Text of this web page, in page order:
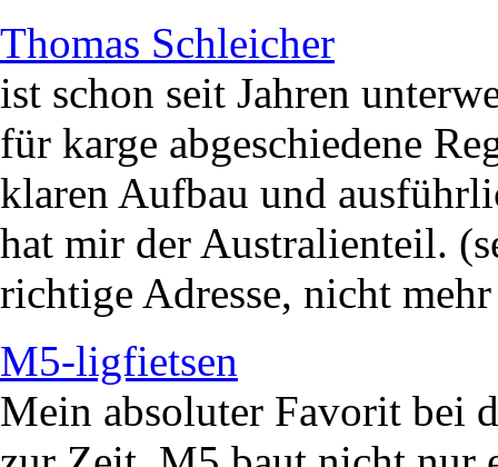
Thomas Schleicher
ist schon seit Jahren
für karge abgeschiedene
klaren Aufbau und
hat mir der Australienteil.
richtige Adresse, nicht
M5-ligfietsen
Mein absoluter Favorit bei